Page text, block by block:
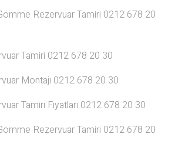
Rezervuar Tamiri 0212 678 20
Tamiri 0212 678 20 30
Montajı 0212 678 20 30
Tamiri Fiyatları 0212 678 20 30
Rezervuar Tamiri 0212 678 20